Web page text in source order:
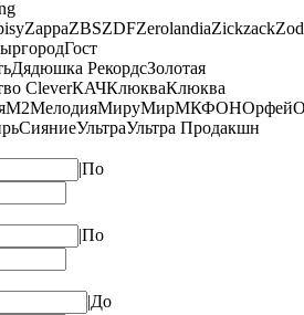
ZappaZBSZDFZerolandiaZickzack
Гост
Дядюшка РекордсЗолотая
CleverКАЧКлюкваКлюква
М2МелодияМируМирМКФОНОрфей
СияниеУльтраУльтра Продакшн
|По
|По
|До